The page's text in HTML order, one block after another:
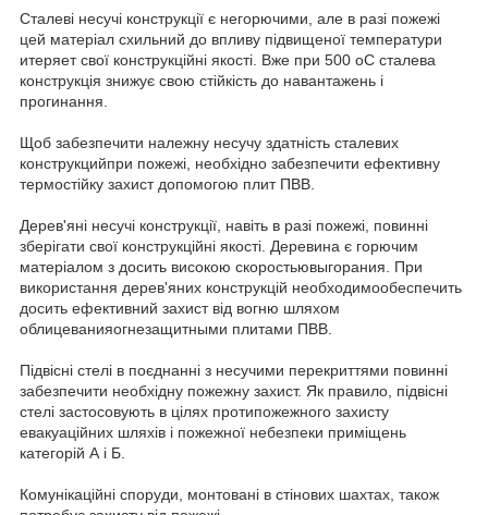
Сталеві несучі конструкції є негорючими, але в разі пожежі
цей матеріал схильний до впливу підвищеної температури
итеряет свої конструкційні якості. Вже при 500 оС сталева
конструкція знижує свою стійкість до навантажень і
прогинання.
Щоб забезпечити належну несучу здатність сталевих
конструкцийпри пожежі, необхідно забезпечити ефективну
термостійку захист допомогою плит ПВВ.
Дерев'яні несучі конструкції, навіть в разі пожежі, повинні
зберігати свої конструкційні якості. Деревина є горючим
матеріалом з досить високою скоростьювыгорания. При
використання дерев'яних конструкцій необходимообеспечить
досить ефективний захист від вогню шляхом
облицеванияогнезащитными плитами ПВВ.
Підвісні стелі в поєднанні з несучими перекриттями повинні
забезпечити необхідну пожежну захист. Як правило, підвісні
стелі застосовують в цілях протипожежного захисту
евакуаційних шляхів і пожежної небезпеки приміщень
категорій А і Б.
Комунікаційні споруди, монтовані в стінових шахтах, також